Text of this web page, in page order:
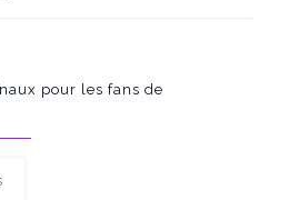
pour les fans de